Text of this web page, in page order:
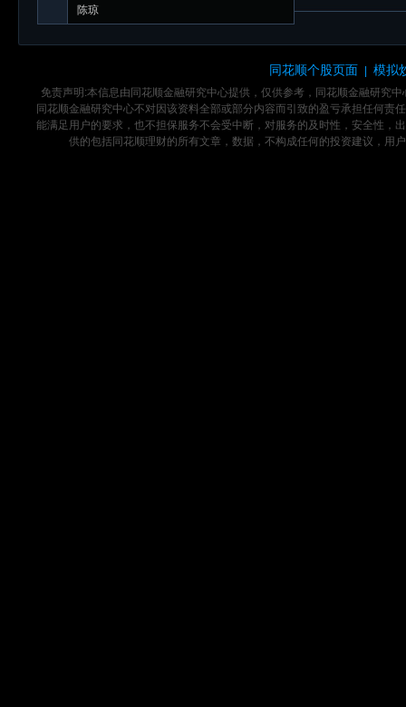
陈琼
同花顺个股页面 模拟
免责声明:本信息由同花顺金融研究中心提供，仅供参考，同花顺金融研究
同花顺金融研究中心不对因该资料全部或部分内容而引致的盈亏承担任何
能满足用户的要求，也不担保服务不会受中断，对服务的及时性，安全性，
供的包括同花顺理财的所有文章，数据，不构成任何的投资建议，用